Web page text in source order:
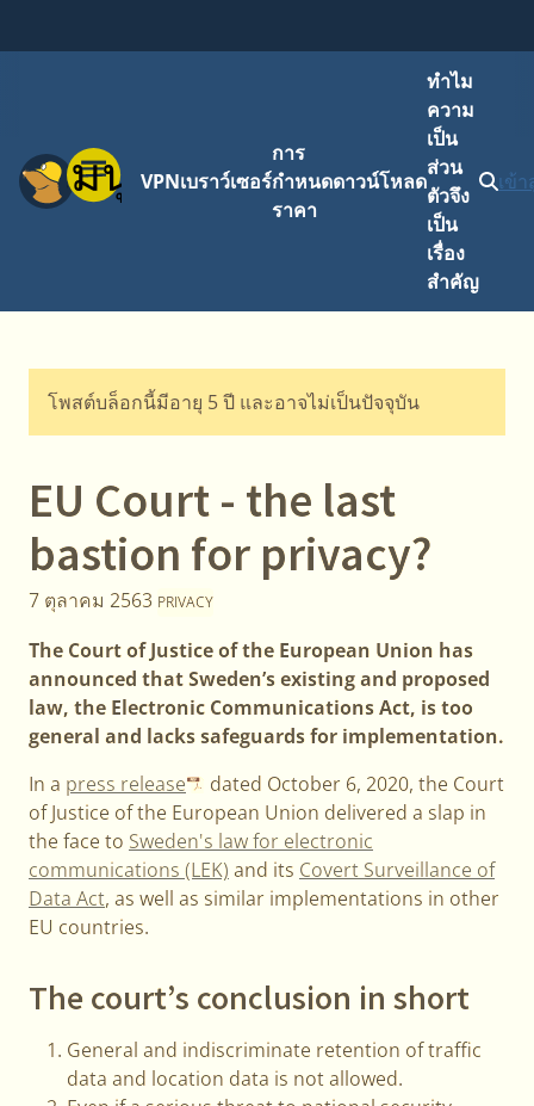
เมนู VPNเบราว์เซอร์
การ
กำหนด
ราคา
ดาวน์โหลด
ทำไม
ความ
เป็น
ส่วน
ตัวจึง
เป็น
เรื่อง
สำคัญ
เข้
โพสต์บล็อกนี้มีอายุ 5 ปี และอาจไม่เป็นปัจจุบัน
EU Court - the last
bastion for privacy?
7 ตุลาคม 2563 PRIVACY
The Court of Justice of the European Union has
announced that Sweden’s existing and proposed
law, the Electronic Communications Act, is too
general and lacks safeguards for implementation.
In a press release
dated October 6, 2020, the Court
of Justice of the European Union delivered a slap in
the face to Sweden's law for electronic
communications (LEK) and its Covert Surveillance of
Data Act, as well as similar implementations in other
EU countries.
The court’s conclusion in short
General and indiscriminate retention of traffic
data and location data is not allowed.